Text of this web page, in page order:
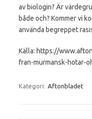
av biologin? Är
både och? Kommer vi
använda begreppet
Källa: https://
fran-murmansk-hotar-
Kategori: Aftonbladet